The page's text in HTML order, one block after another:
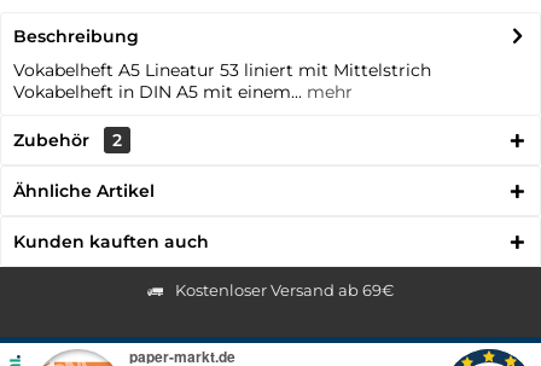
Beschreibung
Vokabelheft A5 Lineatur 53 liniert mit Mittelstrich
Vokabelheft in DIN A5 mit einem... mehr
Zubehör 2
Ähnliche Artikel
Kunden kauften auch
Kostenloser Versand ab 69€